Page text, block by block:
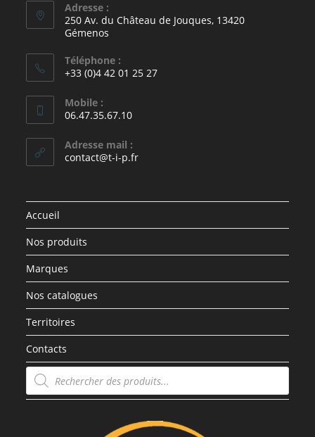
Adresse :
250 Av. du Château de Jouques, 13420
Gémenos
Téléphone :
+33 (0)4 42 01 25 27
Mobile :
06.47.35.67.10
Adresse mail :
contact@t-i-p.fr
Accueil
Nos produits
Marques
Nos catalogues
Territoires
Contacts
Recherche
de
produits